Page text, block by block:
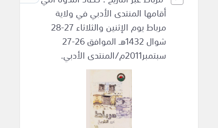
أقامها المنتدى الأدبي في ولاية
مرباط يوم الإثنين والثلاثاء 27-28
شوال 1432هـ الموافق 26-27
سبتمبر2011م/المنتدى الأدبي.